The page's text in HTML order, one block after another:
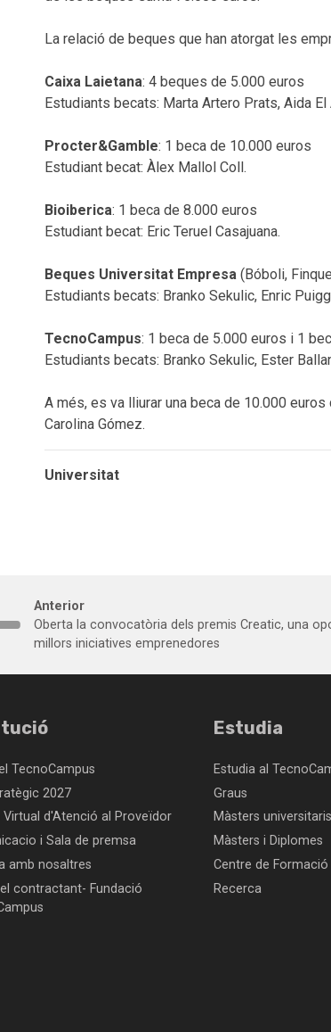
La relació de beques que han atorgat les
Caixa Laietana: 4 beques de 5.000 euros
Estudiants becats: Marta Artero Prats, Aida
Procter&Gamble: 1 beca de 10.000 euros
Estudiant becat: Àlex Mallol Coll.
Bioiberica: 1 beca de 8.000 euros
Estudiant becat: Eric Teruel Casajuana.
Beques Universitat Empresa (Bóboli,
Estudiants becats: Branko Sekulic, Enric
TecnoCampus: 1 beca de 5.000 euros i 1
Estudiants becats: Branko Sekulic, Ester
A més, es va lliurar una beca de 10.000
Carolina Gómez.
Universitat
Anterior
Oberta la convocatòria dels premis Creatic, una
millors iniciatives emprenedores
TecnoCampus
2027
Virtual d'Atenció al Proveïdor
i Sala de premsa
amb nosaltres
contractant- Fundació
Estudia
Estudia al
Graus
Màsters universitaris
Màsters i Diplomes
Centre de
Recerca